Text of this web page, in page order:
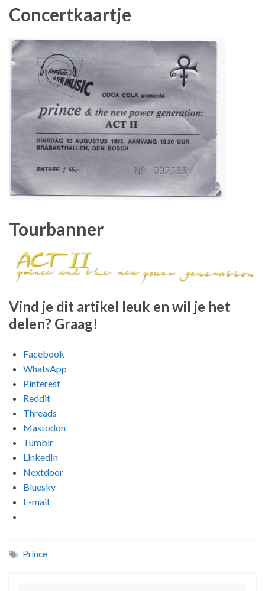
Concertkaartje
Tourbanner
Vind je dit artikel leuk en wil je het
delen? Graag!
Facebook
WhatsApp
Pinterest
Reddit
Threads
Mastodon
Tumblr
LinkedIn
Nextdoor
Bluesky
E-mail
Prince